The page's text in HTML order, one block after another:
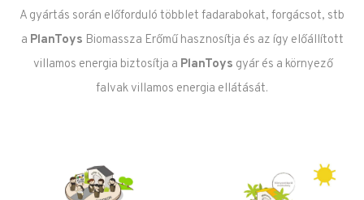
A gyártás során előforduló többlet fadarabokat, forgácsot, stb
a PlanToys Biomassza Erőmű hasznosítja és az így előállított
villamos energia biztosítja a PlanToys gyár és a környező
falvak villamos energia ellátását.